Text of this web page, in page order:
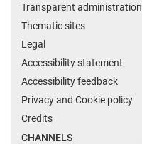
Transparent administration
Thematic sites
Legal
Accessibility statement
Accessibility feedback
Privacy and Cookie policy
Credits
CHANNELS